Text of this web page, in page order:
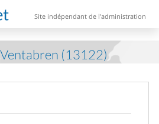
Site indépendant de l'administration
(13122)